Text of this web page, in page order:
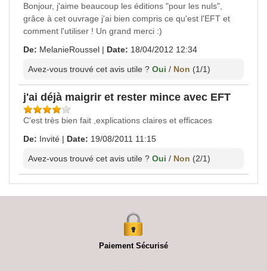
Bonjour, j'aime beaucoup les éditions "pour les nuls",
grâce à cet ouvrage j'ai bien compris ce qu'est l'EFT et
comment l'utiliser ! Un grand merci :)
De: MelanieRoussel | Date: 18/04/2012 12:34
Avez-vous trouvé cet avis utile ? Oui / Non (1/1)
j'ai déjà maigrir et rester mince avec EFT
C'est très bien fait ,explications claires et efficaces
De: Invité | Date: 19/08/2011 11:15
Avez-vous trouvé cet avis utile ? Oui / Non (2/1)
Paiement Sécurisé